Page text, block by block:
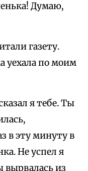
Думаю,
газету.
уехала по моим
я тебе. Ты
в эту минуту в
Не успел я
из